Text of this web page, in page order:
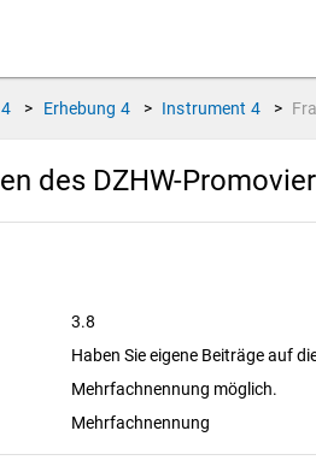
> Erhebung 4 > Instrument 4 >
des DZHW-
3.8
Haben Sie eigene Beiträge auf
Mehrfachnennung möglich.
Mehrfachnennung